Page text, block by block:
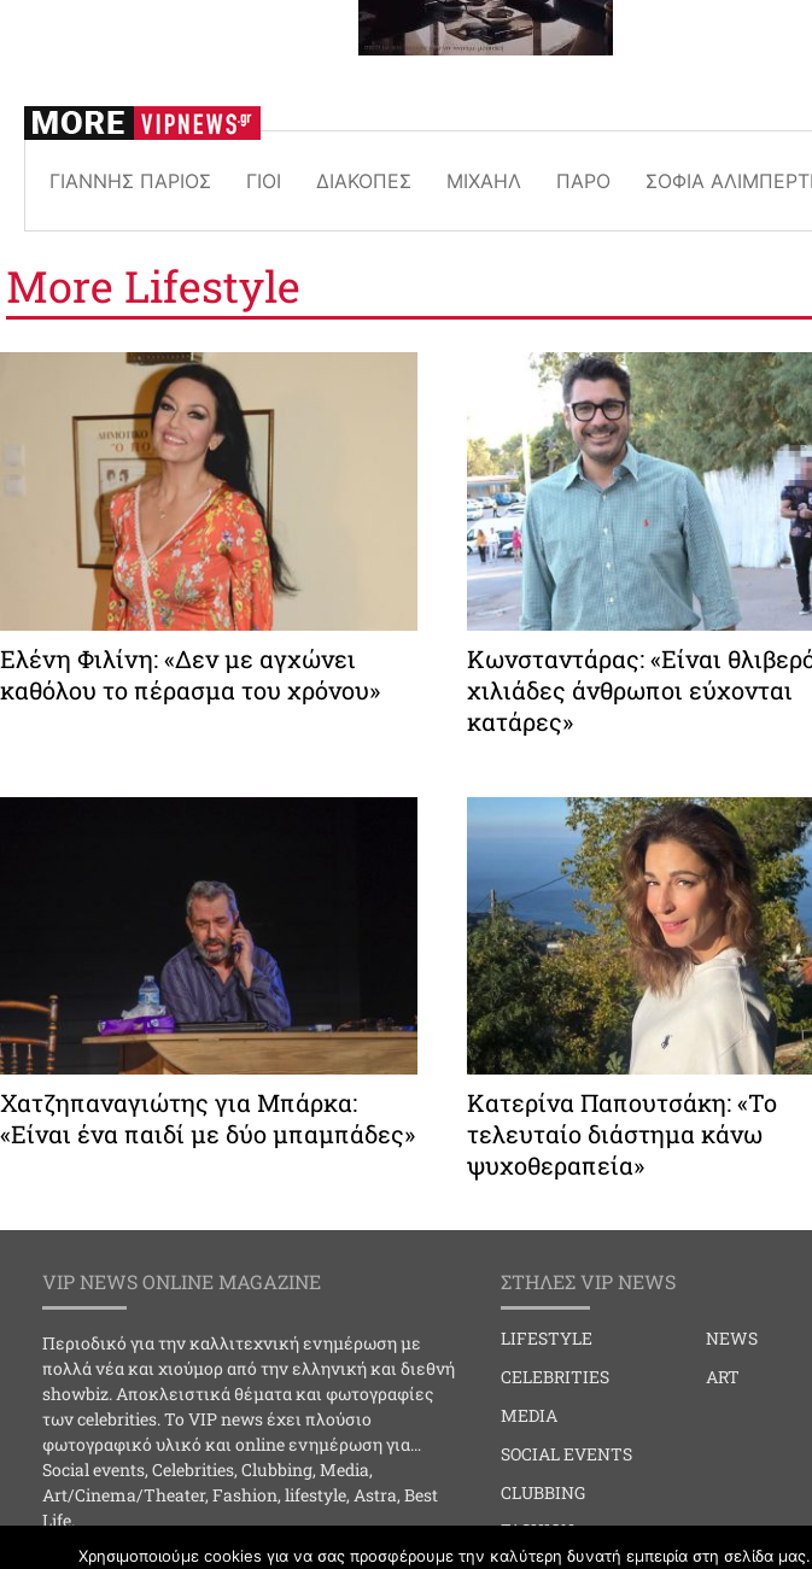
ΓΙΆΝΝΗΣ ΠΆΡΙΟΣ ΓΙΟΊ ΔΙΑΚΟΠΈΣ ΜΙΧΑΉΛ ΠΆΡΟ ΣΟΦΊΑ
More Lifestyle
Ελένη Φιλίνη: «Δεν με αγχώνει
καθόλου το πέρασμα του χρόνου»
Κωνσταντάρας: «Είναι
χιλιάδες άνθρωποι εύχονται
κατάρες»
Χατζηπαναγιώτης για Μπάρκα:
«Είναι ένα παιδί με δύο μπαμπάδες»
Κατερίνα Παπουτσάκη: «Το
τελευταίο διάστημα κάνω
ψυχοθεραπεία»
VIP NEWS ONLINE MAGAZINE
Περιοδικό για την καλλιτεχνική ενημέρωση με
πολλά νέα και χιούμορ από την ελληνική και διεθνή
showbiz. Αποκλειστικά θέματα και φωτογραφίες
των celebrities. Το VIP news έχει πλούσιο
φωτογραφικό υλικό και online ενημέρωση για…
Social events, Celebrities, Clubbing, Media,
Art/Cinema/Theater, Fashion, lifestyle, Astra, Best
Life.
ΣΤΗΛΕΣ VIP NEWS
LIFESTYLE
CELEBRITIES
MEDIA
SOCIAL EVENTS
CLUBBING
FASHION
NEWS
ART
Χρησιμοποιούμε cookies για να σας προσφέρουμε την καλύτερη δυνατή εμπειρία στη σελίδα